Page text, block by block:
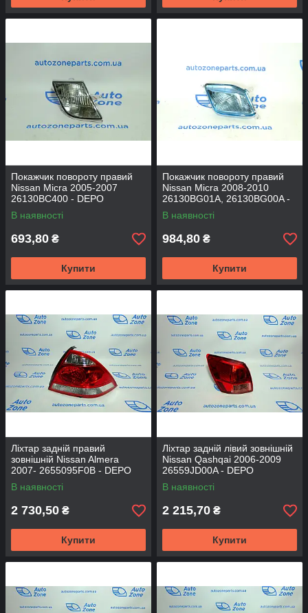
Покажчик повороту правий
Nissan Micra 2005-2007
26130BC400 - DEPO
В наявності
693,80 ₴
Купити
Покажчик повороту правий
Nissan Micra 2008-2010
26130BG01A, 26130BG00A -
DEPO
В наявності
984,80 ₴
Купити
Ліхтар задній правий
зовнішній Nissan Almera
2007- 2655095F0B - DEPO
В наявності
2 730,50 ₴
Купити
Ліхтар задній лівий зовнішній
Nissan Qashqai 2006-2009
26559JD00A - DEPO
В наявності
2 215,70 ₴
Купити